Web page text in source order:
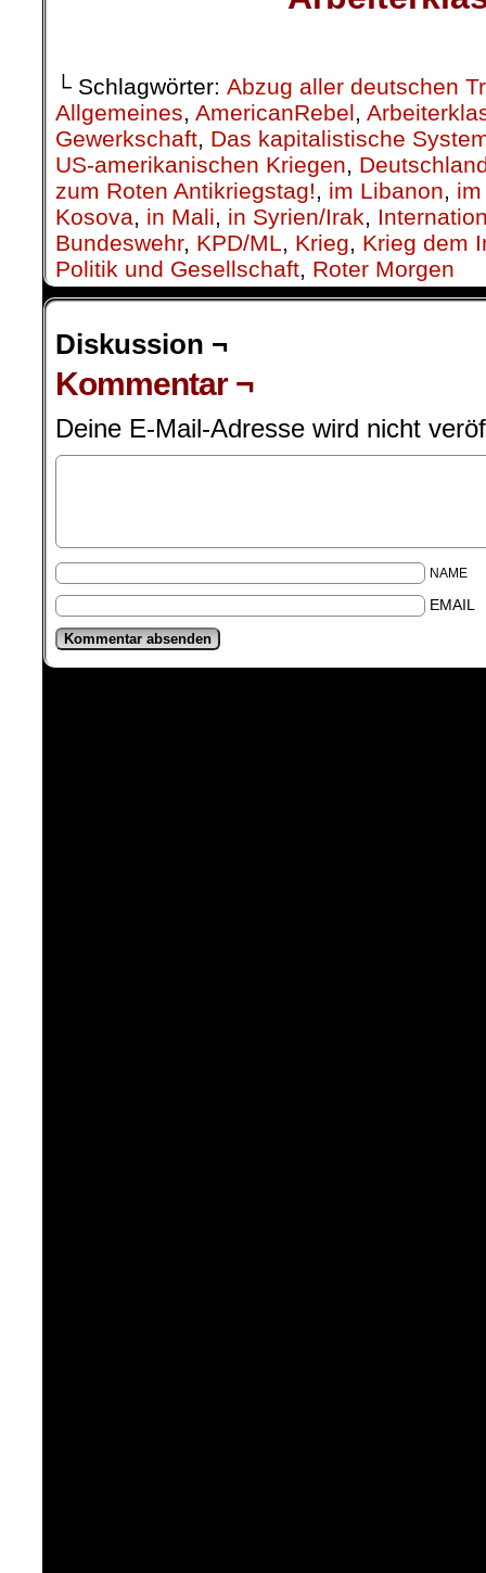
└ Schlagwörter: Abzug aller deutschen
Allgemeines, AmericanRebel,
Gewerkschaft, Das kapitalistische
US-amerikanischen Kriegen,
zum Roten Antikriegstag!, im Libanon,
Kosova, in Mali, in Syrien/Irak,
Bundeswehr, KPD/ML, Krieg, Krieg dem
Politik und Gesellschaft, Roter Morgen
Diskussion ¬
Kommentar ¬
Deine E-Mail-Adresse wird nicht
NAME
EMAIL